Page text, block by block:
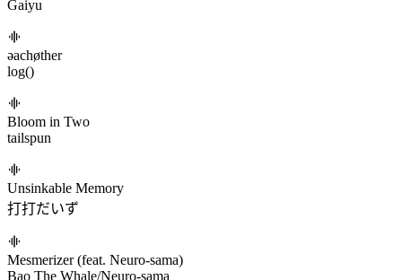
Hope Rewrites
Kobaryo
獅子舞 (feat. Pica)
M2U/Pica